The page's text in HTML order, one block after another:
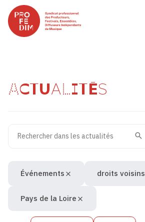
ACTUALITÉS
Recherche
Événements droits voisins
Pays de la Loire